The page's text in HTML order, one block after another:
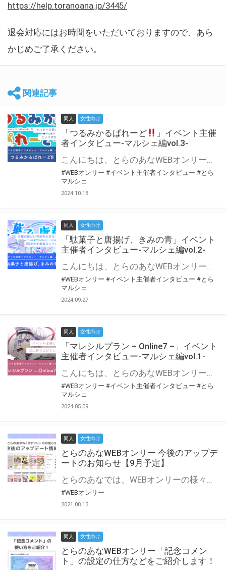
https://help.toranoana.jp/3445/
退会対応にはお時間をいただいておりますので、あら
かじめご了承ください。
関連記事
同人 女性向け
「つるみかるぱれーど
」イベント主催
者インタビュー-マルシェ編vol.3-
こんにちは、とらのあなWEBオンリー運営スタッフです。 新たにお届けする、イベント主催者インタビュー-マルシェ編-は、 とらのあなWEBオンリー「マルシェ」をご利用した主催様に 「マルシェ」を使って開催した感想や心がけをお聞きする企画です。 今回は、WEBオンリー初開催「つるみかるぱれーど
#WEBオンリー #イベント主催者インタビュー #とら
マルシェ
2024.10.18
同人 女性向け
「駄菓子と唐揚げ、きみの青」イベント
主催者インタビュー-マルシェ編vol.2-
こんにちは、とらのあなWEBオンリー運営スタッフです。 新たにお届けする、イベント主催者インタビュー-マルシェ編-は、 とらのあなWEBオンリー「マルシェ」をご利用の主催様に 「マルシェ」を使ってイベントを開催した感想や心がけをお聞きする企画です。 今回は、WEBオンリー初開催「駄菓子と唐揚げ、きみの青」より、 主催のぎこ六屋様にお話を伺いました。 協力：ぎこ六屋様／イベント公式Twitter（@krkgwks） とらのあなWEBオンリー「マルシェ」とは？ WEBオンリーでリアルタイムでコミュニケーションがとれるオンライン会場です。
#WEBオンリー #イベント主催者インタビュー #とら
マルシェ
2024.09.27
同人 女性向け
「マレシルプラン – Online7 –」イベント
主催者インタビュー-マルシェ編vol.1-
こんにちは、とらのあなWEBオンリー運営スタッフです。 新たにお届けする、イベント主催者インタビュー-マルシェ編-は、 とらのあなWEBオンリー「マルシェ」をご利用した主催様に 「マルシェ」を使って開催した感想や心がけをお聞きする企画です。 今回は、WEBオンリー開催7回目迎えた「マレシルプラン – Online7 –」より、 主催の玉川うた様にお話を伺いました。 ▼マレシルプランのインタビュー前回記事 「イベント主催者インタビュー vol.6」はこちら 協力：玉川うた様（マレシルプラン実行委員会 代表）／イベント公式Twitter（@mallesil_plan） とらのあなWEBオンリー「マルシェ」とは？ WEBオンリーでリアルタイムでコミュニケーションがとれるオンライン会場です。
#WEBオンリー #イベント主催者インタビュー #とら
マルシェ
2024.05.09
同人 女性向け
とらのあなWEBオンリー 今後のアップデ
ートのお知らせ【9月予定】
とらのあなでは、WEBオンリーの様々な支援を実施しています。 今回は2021年9月に実装を予定しているアップデート情報についてご紹介いたします。 とらのあなWEBオンリーサイトはこちら
#WEBオンリー
2021.08.13
同人 女性向け
とらのあなWEBオンリー「記念コメン
ト」の設定の仕方などをご紹介します！